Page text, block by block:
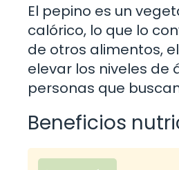
El pepino es un
calórico, lo que lo
de otros alimentos,
elevar los niveles de
personas que
Beneficios